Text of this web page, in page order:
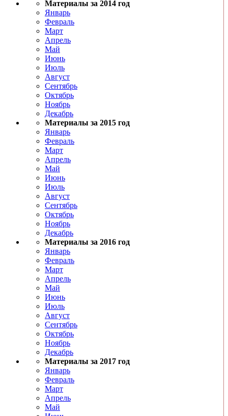
Материалы за 2014 год
Январь
Февраль
Март
Апрель
Май
Июнь
Июль
Август
Сентябрь
Октябрь
Ноябрь
Декабрь
Материалы за 2015 год
Январь
Февраль
Март
Апрель
Май
Июнь
Июль
Август
Сентябрь
Октябрь
Ноябрь
Декабрь
Материалы за 2016 год
Январь
Февраль
Март
Апрель
Май
Июнь
Июль
Август
Сентябрь
Октябрь
Ноябрь
Декабрь
Материалы за 2017 год
Январь
Февраль
Март
Апрель
Май